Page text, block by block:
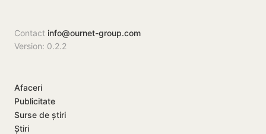
Contact info@ournet-group.com
Version: 0.2.2
Afaceri
Publicitate
Surse de știri
Știri